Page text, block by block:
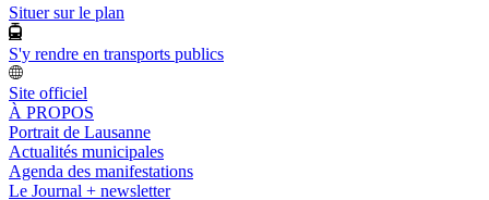
Situer sur le plan
S'y rendre en transports publics
Site officiel
À PROPOS
Portrait de Lausanne
Actualités municipales
Agenda des manifestations
Le Journal + newsletter